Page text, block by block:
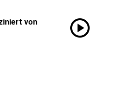
von
play_circle